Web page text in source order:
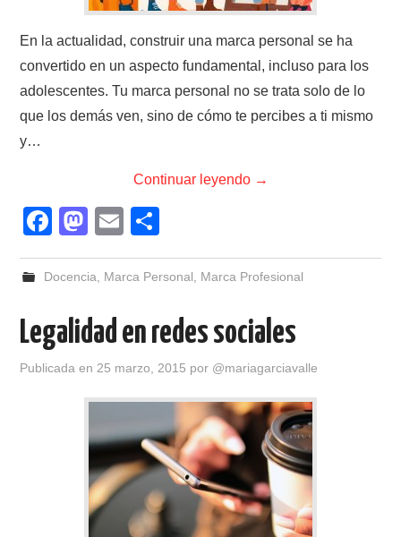
En la actualidad, construir una marca personal se ha
convertido en un aspecto fundamental, incluso para los
adolescentes. Tu marca personal no se trata solo de lo
que los demás ven, sino de cómo te percibes a ti mismo
y…
Continuar leyendo →
F
a
c
b
o
M
a
st
d
o
n
E
m
ail
o
m
ar
tir
Docencia Marca Personal Marca Profesional
Legalidad en redes sociales
Publicada en 25 marzo, 2015 por @mariagarciavalle